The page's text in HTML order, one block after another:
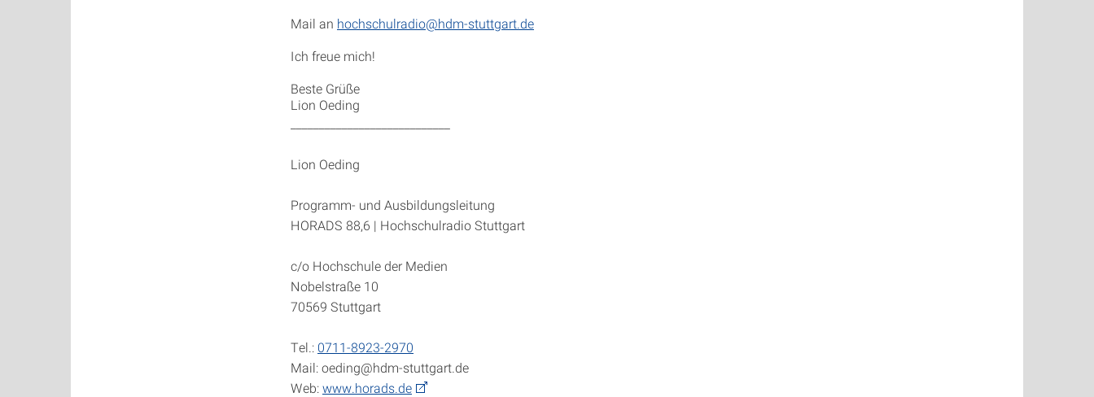
Mail an hochschulradio@hdm-stuttgart.de
Ich freue mich!
Beste Grüße
Lion Oeding
Lion Oeding
Programm- und Ausbildungsleitung
HORADS 88,6 | Hochschulradio Stuttgart
c/o Hochschule der Medien
Nobelstraße 10
70569 Stuttgart
Tel.: 0711-8923-2970
Mail: oeding@hdm-stuttgart.de
Web:www.horads.de